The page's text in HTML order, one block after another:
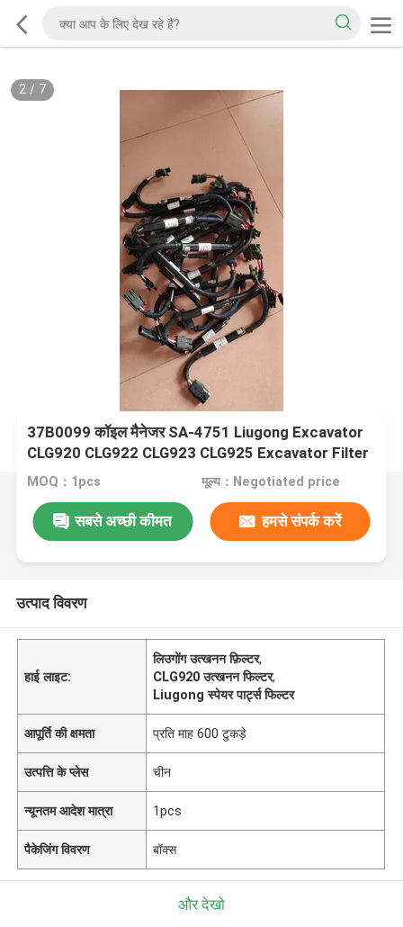
2/ 7
37B0099 कॉइल मैनेजर SA-4751 Liugong Excavator
CLG920 CLG922 CLG923 CLG925 Excavator Filter
MOQ：1pcs मूल्य：Negotiated price
सबसे अच्छी कीमत हमसे संपर्क करें
उत्पाद विवरण
हाई लाइट:
लिउगोंग उत्खनन फ़िल्टर,
CLG920 उत्खनन फिल्टर,
Liugong स्पेयर पार्ट्स फिल्टर
आपूर्ति की क्षमता प्रति माह 600 टुकड़े
उत्पत्ति के प्लेस चीन
न्यूनतम आदेश मात्रा 1pcs
पैकेजिंग विवरण बॉक्स
और देखो